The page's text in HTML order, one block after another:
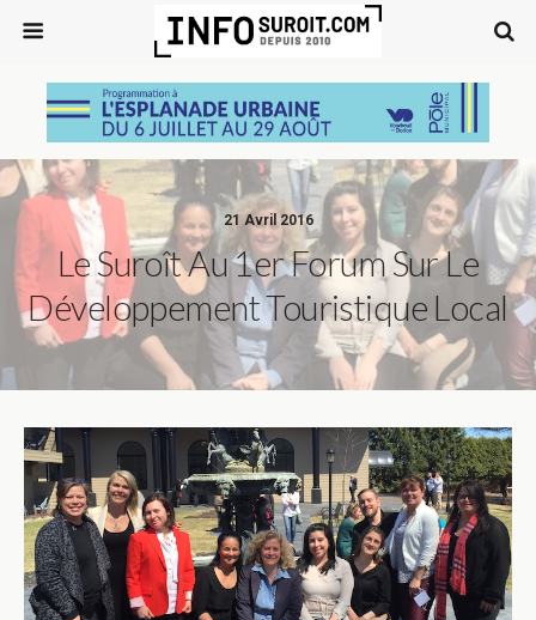
21 Avril 2016
Le Suroît Au 1er Forum Sur Le
Développement Touristique Local